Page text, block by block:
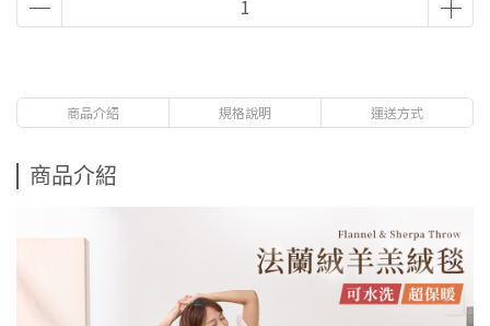
商品介紹 規格說明 運送方式
商品介紹